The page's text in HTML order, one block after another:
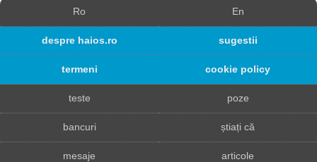
Ro En
despre haios.ro sugestii
termeni cookie policy
teste poze
bancuri știați că
mesaje articole